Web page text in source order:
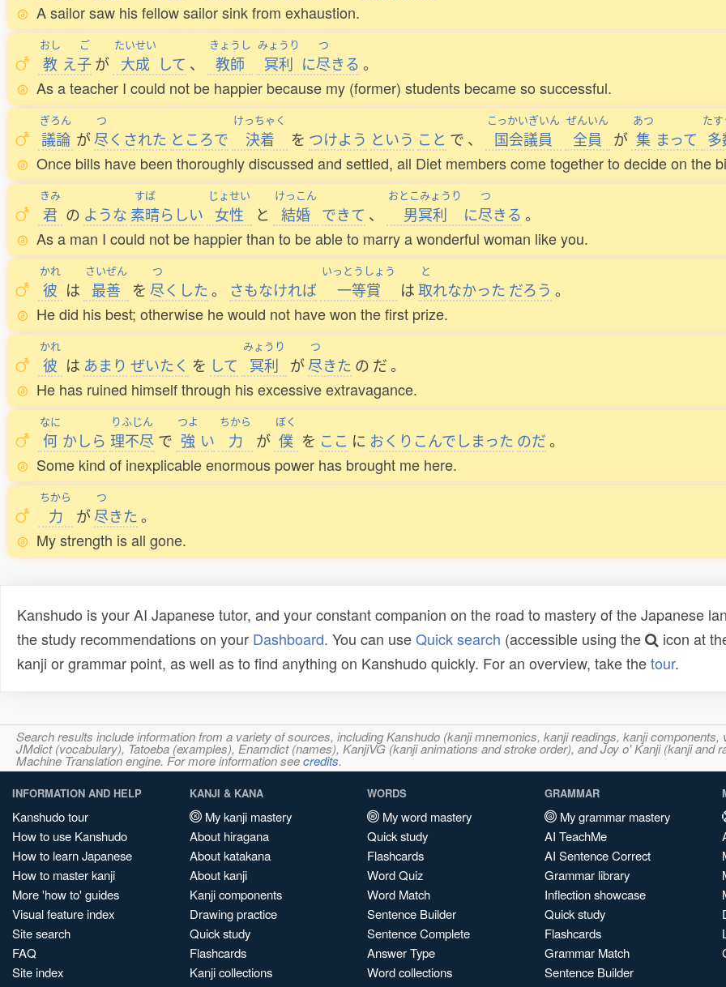
A sailor saw his fellow sailor sink from exhaustion.
おし
教 え
ご
子が
たいせい
大成 して 、
きょうし
教師
みょうり
冥利 に
つ
尽きる 。
As a teacher I could not be happier because my (former) students became so successful.
ぎろん
議論 が
つ
尽くされた ところで
けっちゃく
決着 を つけよう という こと で 、
こっかいぎいん
国会議員
ぜんいん
全員 が
あつ
集 まって
た
Once bills have been thoroughly discussed and settled, all Diet members come together to decide on the
きみ
君 の ような
すば
素晴らしい
じょせい
女性 と
けっこん
結婚 できて 、
おとこみょうり
男冥利 に
つ
尽きる 。
As a man I could not be happier than to be able to marry a wonderful woman like you.
かれ
彼 は
さいぜん
最善 を
つ
尽くした。 さもなければ
いっとうしょう
一等賞 は
と
取れなかった だろう 。
He did his best; otherwise he would not have won the first prize.
かれ
彼 は あまり ぜいたく を して
みょうり
冥利 が
つ
尽きた の だ。
He has ruined himself through his excessive extravagance.
なに
何 かしら
りふじん
理不尽 で
つよ
強 い
ちから
力 が
ぼく
僕 を ここ に おくりこんでしまった のだ。
Some kind of inexplicable enormous power has brought me here.
ちから
力 が
つ
尽きた。
My strength is all gone.
Kanshudo is your AI Japanese tutor, and your constant companion on the road to mastery of the Japanese
the study recommendations on your Dashboard. You can useQuick search (accessible using the
icon at
kanji or grammar point, as well as to find anything on Kanshudo quickly. For an overview, take thetour.
Search results include information from a variety of sources, including Kanshudo (kanji mnemonics, kanji readings, kanji
JMdict (vocabulary), Tatoeba (examples), Enamdict (names), KanjiVG (kanji animations and stroke order), and Joy o' Kanji (kanji
Machine Translation engine. For more information seecredits.
INFORMATION AND HELP
Kanshudo tour
How to use Kanshudo
How to learn Japanese
How to master kanji
More 'how to' guides
Visual feature index
Site search
FAQ
Site index
KANJI & KANA
My kanji mastery
About hiragana
About katakana
About kanji
Kanji components
Drawing practice
Quick study
Flashcards
Kanji collections
WORDS
My word mastery
Quick study
Flashcards
Word Quiz
Word Match
Sentence Builder
Sentence Complete
Answer Type
Word collections
GRAMMAR
My grammar mastery
AI TeachMe
AI Sentence Correct
Grammar library
Inflection showcase
Quick study
Flashcards
Grammar Match
Sentence Builder